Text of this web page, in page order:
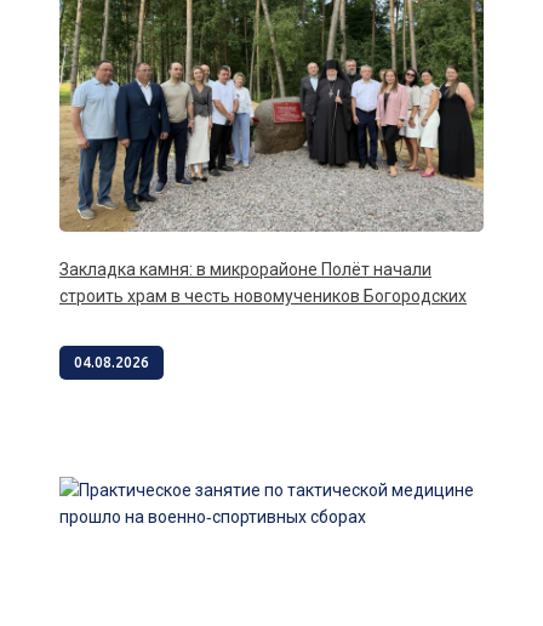
Закладка камня: в микрорайоне Полёт начали
строить храм в честь новомучеников Богородских
04.08.2026